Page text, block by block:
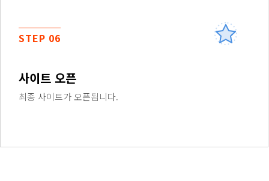
STEP 06
사이트 오픈
최종 사이트가 오픈됩니다.